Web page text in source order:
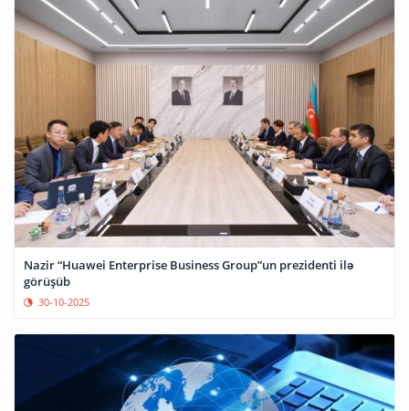
Nazir “Huawei Enterprise Business Group”un prezidenti ilə
görüşüb
30-10-2025